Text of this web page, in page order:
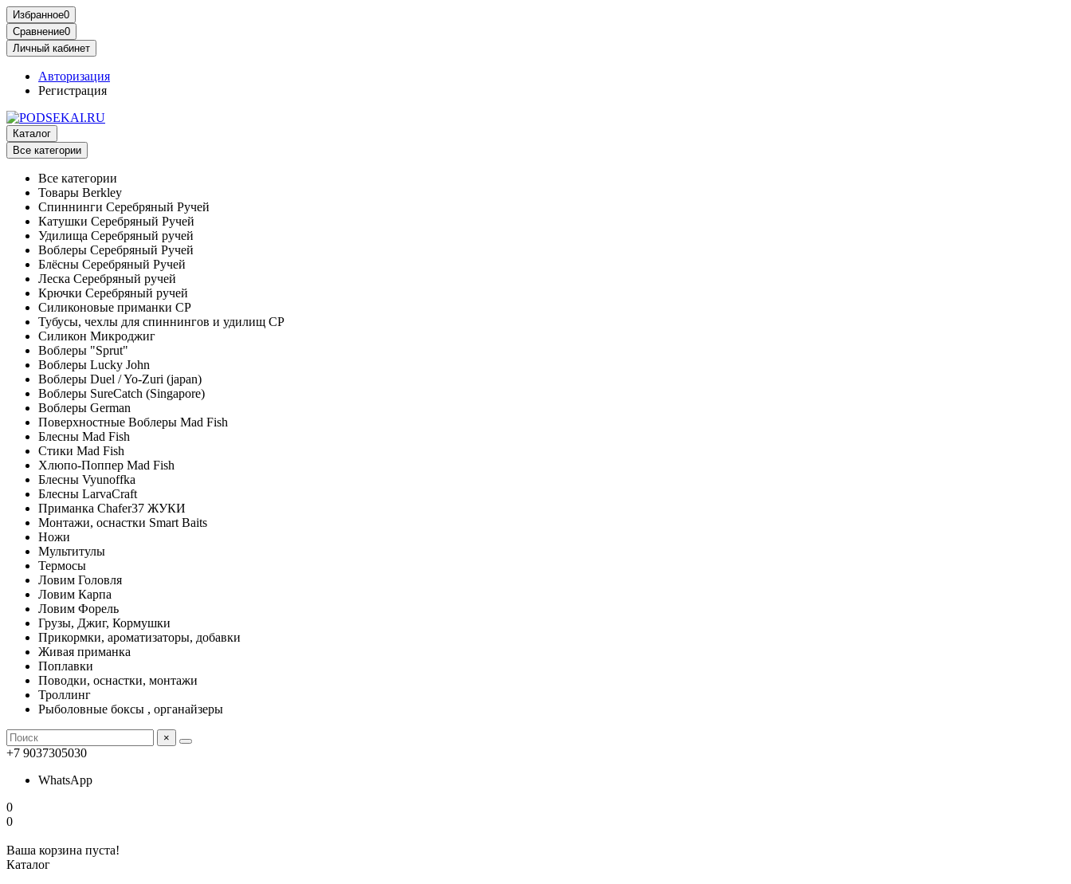
Избранное0
Сравнение0
Личный кабинет
Авторизация
Регистрация
Каталог
Все категории
Все категории
Товары Berkley
Спиннинги Серебряный Ручей
Катушки Серебряный Ручей
Удилища Серебряный ручей
Воблеры Серебряный Ручей
Блёсны Серебряный Ручей
Леска Серебряный ручей
Крючки Серебряный ручей
Силиконовые приманки СР
Тубусы, чехлы для спиннингов и удилищ СР
Силикон Микроджиг
Воблеры "Sprut"
Воблеры Lucky John
Воблеры Duel / Yo-Zuri (japan)
Воблеры SureCatch (Singapore)
Воблеры German
Поверхностные Воблеры Mad Fish
Блесны Mad Fish
Стики Mad Fish
Хлюпо-Поппер Mad Fish
Блесны Vyunoffka
Блесны LarvaCraft
Приманка Chafer37 ЖУКИ
Монтажи, оснастки Smart Baits
Ножи
Мультитулы
Термосы
Ловим Головля
Ловим Карпа
Ловим Форель
Грузы, Джиг, Кормушки
Прикормки, ароматизаторы, добавки
Живая приманка
Поплавки
Поводки, оснастки, монтажи
Троллинг
Рыболовные боксы , органайзеры
×
+7 9037305030
WhatsApp
0
0
Ваша корзина пуста!
Каталог